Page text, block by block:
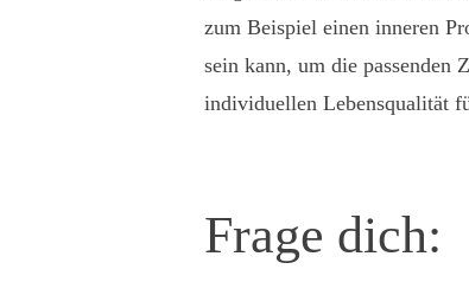
zum Beispiel einen inneren
sein kann, um die passenden
individuellen Lebensqualität
Frage dich: